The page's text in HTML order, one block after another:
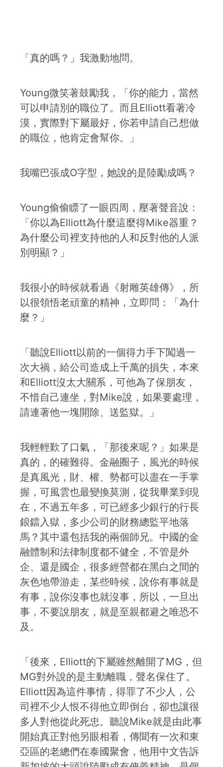
「真的嗎？」我激動地問。
Young微笑著鼓勵我，「你的能力，當然
可以申請別的職位了。而且Elliott看著冷
漠，實際對下屬最好，你若申請自己想做
的職位，他肯定會幫你。」
我嘴巴張成O字型，她說的是陸勵成嗎？
Young偷偷瞟了一眼四周，壓著聲音說：
「你以為Elliott為什麼這麼得Mike器重？
為什麼公司裡支持他的人和反對他的人派
別明顯？」
我很小的時候就看過《射雕英雄傳》，所
以很領悟老頑童的精神，立即問：「為什
麼？」
「聽說Elliott以前的一個得力手下闖過一
次大禍，給公司造成上千萬的損失，本來
和Elliott沒太大關系，可他為了保朋友，
不惜自己連坐，對Mike說，如果要處理，
請連著他一塊開除、送監獄。」
我輕輕歎了口氣，「那後來呢？」如果是
真的，的確難得。金融圈子，風光的時候
是真風光，財、權、勢都可以盡在一手掌
握，可風雲也最變換莫測，從我畢業到現
在，不過五年多，可已經多少銀行的行長
鋃鐺入獄，多少公司的財務總監平地落
馬？其中還包括我的兩個師兄。中國的金
融體制和法律制度都不健全，不管是外
企、還是國企，很多經營都在黑白之間的
灰色地帶游走，某些時候，說你有事就是
有事，說你沒事也就沒事，所以，一旦出
事，不要說朋友，就是至親都避之唯恐不
及。
「後來，Elliott的下屬雖然離開了MG，但
MG對外說的是主動離職，聲名保住了。
Elliott因為這件事情，得罪了不少人，公
司裡不少人恨不得他立即倒台，卻也讓很
多人對他從此死忠。聽說Mike就是由此事
開始真正對他另眼相看，傳聞有一次和東
亞區的老總們在泰國聚會，他用中文告訴